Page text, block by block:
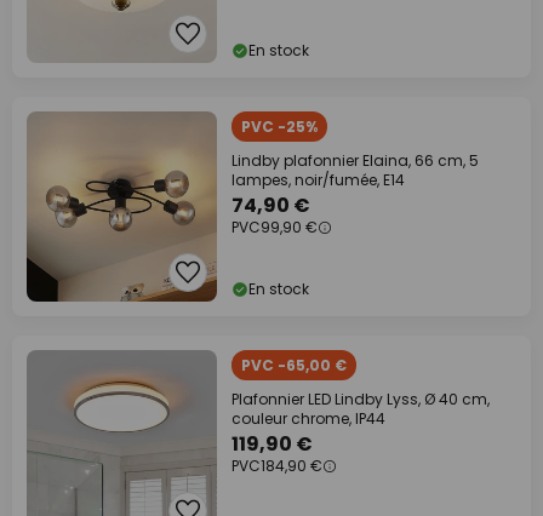
En stock
PVC -25%
Lindby plafonnier Elaina, 66 cm, 5
lampes, noir/fumée, E14
74,90 €
PVC99,90 €
En stock
PVC -65,00 €
Plafonnier LED Lindby Lyss, Ø 40 cm,
couleur chrome, IP44
119,90 €
PVC184,90 €